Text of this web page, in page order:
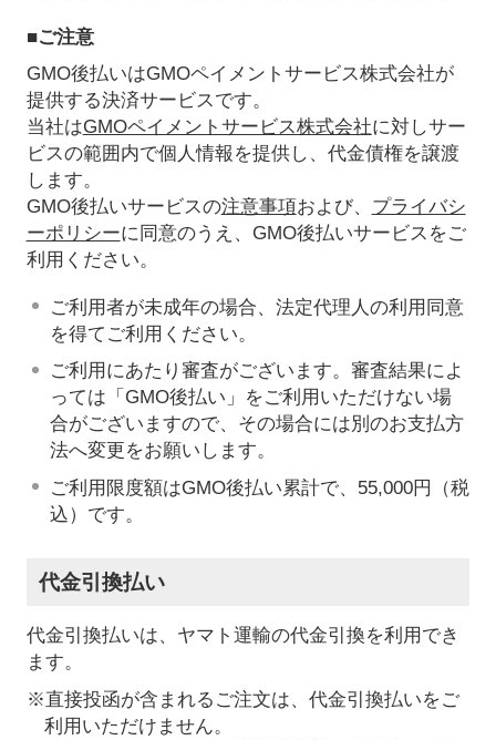
■ご注意
GMO後払いはGMOペイメントサービス株式会社が
提供する決済サービスです。
当社はGMOペイメントサービス株式会社に対しサー
ビスの範囲内で個人情報を提供し、代金債権を譲渡
します。
GMO後払いサービスの注意事項および、 プライバシ
ーポリシーに同意のうえ、GMO後払いサービスをご
利用ください。
ご利用者が未成年の場合、法定代理人の利用同意
を得てご利用ください。
ご利用にあたり審査がございます。審査結果によ
っては「GMO後払い」をご利用いただけない場
合がございますので、その場合には別のお支払方
法へ変更をお願いします。
ご利用限度額はGMO後払い累計で、55,000円（税
込）です。
代金引換払い
代金引換払いは、ヤマト運輸の代金引換を利用でき
ます。
※直接投函が含まれるご注文は、代金引換払いをご
利用いただけません。